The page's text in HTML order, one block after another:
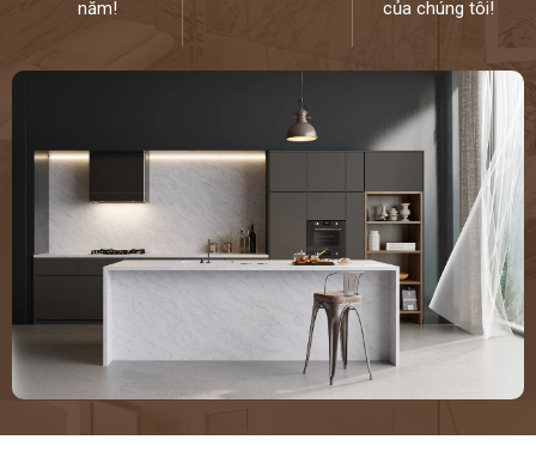
năm!
của chúng tôi!